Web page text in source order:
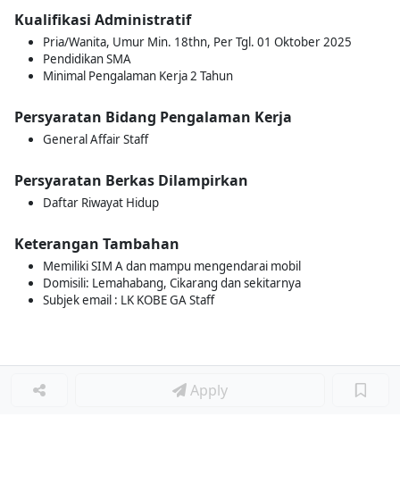
Kualifikasi Administratif
Pria/Wanita, Umur Min. 18thn, Per Tgl. 01 Oktober 2025
Pendidikan SMA
Minimal Pengalaman Kerja 2 Tahun
Persyaratan Bidang Pengalaman Kerja
General Affair Staff
Persyaratan Berkas Dilampirkan
Daftar Riwayat Hidup
Keterangan Tambahan
Memiliki SIM A dan mampu mengendarai mobil
Domisili: Lemahabang, Cikarang dan sekitarnya
Subjek email : LK KOBE GA Staff
Apply